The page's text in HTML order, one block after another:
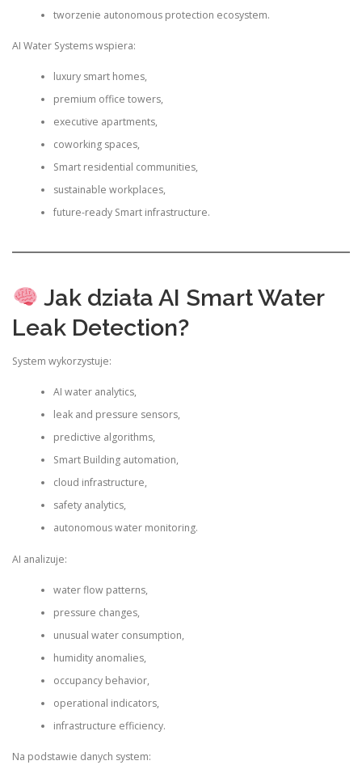
tworzenie autonomous protection ecosystem.
AI Water Systems wspiera:
luxury smart homes,
premium office towers,
executive apartments,
coworking spaces,
Smart residential communities,
sustainable workplaces,
future-ready Smart infrastructure.
Jak działa AI Smart Water
Leak Detection?
System wykorzystuje:
AI water analytics,
leak and pressure sensors,
predictive algorithms,
Smart Building automation,
cloud infrastructure,
safety analytics,
autonomous water monitoring.
AI analizuje:
water flow patterns,
pressure changes,
unusual water consumption,
humidity anomalies,
occupancy behavior,
operational indicators,
infrastructure efficiency.
Na podstawie danych system: